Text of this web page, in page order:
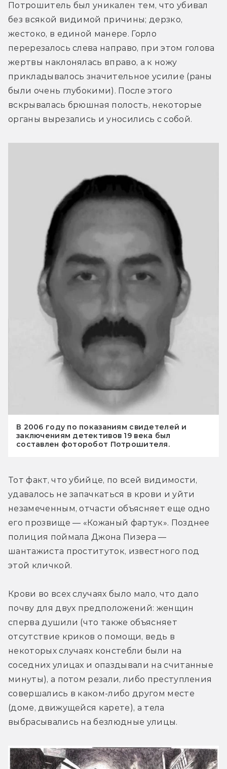
Потрошитель был уникален тем, что убивал
без всякой видимой причины; дерзко,
жестоко, в единой манере. Горло
перерезалось слева направо, при этом голова
жертвы наклонялась вправо, а к ножу
прикладывалось значительное усилие (раны
были очень глубокими). После этого
вскрывалась брюшная полость, некоторые
органы вырезались и уносились с собой.
В 2006 году по показаниям свидетелей и
заключениям детективов 19 века был
составлен фоторобот Потрошителя.
Тот факт, что убийце, по всей видимости,
удавалось не запачкаться в крови и уйти
незамеченным, отчасти объясняет еще одно
его прозвище — «Кожаный фартук». Позднее
полиция поймала Джона Пизера —
шантажиста проституток, известного под
этой кличкой.
Крови во всех случаях было мало, что дало
почву для двух предположений: женщин
сперва душили (что также объясняет
отсутствие криков о помощи, ведь в
некоторых случаях констебли были на
соседних улицах и опаздывали на считанные
минуты), а потом резали, либо преступления
совершались в каком-либо другом месте
(доме, движущейся карете), а тела
выбрасывались на безлюдные улицы.